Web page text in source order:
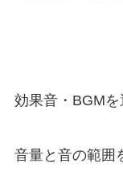
効果音・BGMを
音量と音の範囲